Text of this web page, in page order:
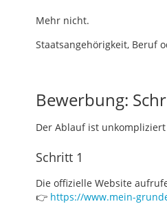
Mehr nicht.
Staatsangehörigkeit, Beruf
Bewerbung:
Der Ablauf ist
Schritt 1
Die offizielle Website
👉 https://www.mein-